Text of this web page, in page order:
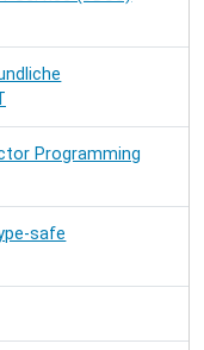
Programming
safe